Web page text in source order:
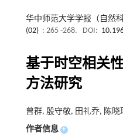
华中师范大学学报（自然科
(02) : 265 -268. DOI:
基于时空相关
方法研究
曾群, 殷守敬, 田礼乔, 陈晓
作者信息 +